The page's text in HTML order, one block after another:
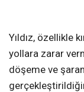
Yıldız, özellikle
yollara zarar
döşeme ve